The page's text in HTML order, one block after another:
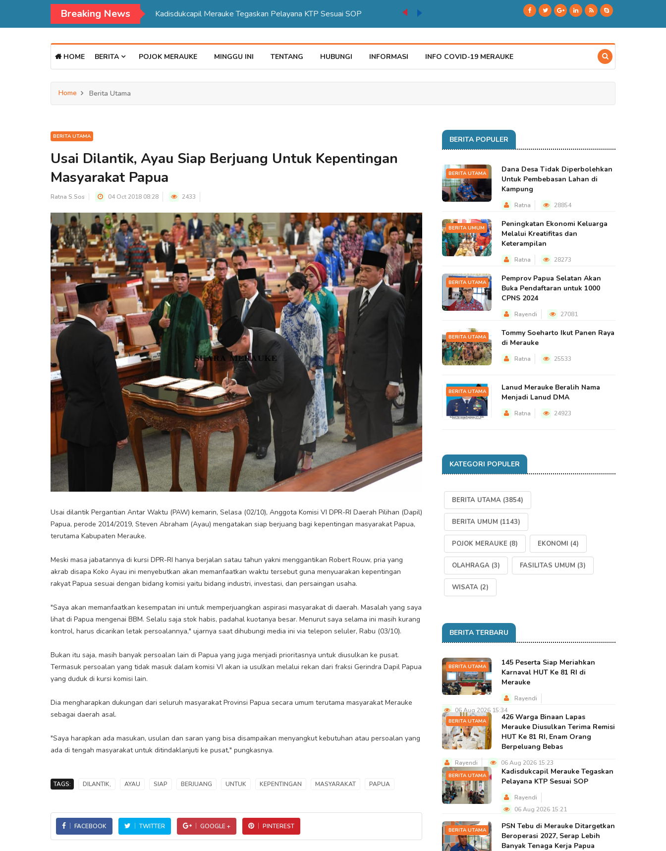
Breaking News Kadisdukcapil Merauke Tegaskan Pelayana KTP Sesuai SOP
HOME BERITA POJOK MERAUKE MINGGU INI TENTANG HUBUNGI INFORMASI INFO COVID-19 MERAUKE
Home Berita Utama
BERITA UTAMA
Usai Dilantik, Ayau Siap Berjuang Untuk Kepentingan
Masyarakat Papua
Ratna S.Sos 04 Oct 2018 08:28 2433
Usai dilantik Pergantian Antar Waktu (PAW) kemarin, Selasa (02/10), Anggota Komisi VI DPR-RI Daerah Pilihan (Dapil)
Papua, perode 2014/2019, Steven Abraham (Ayau) mengatakan siap berjuang bagi kepentingan masyarakat Papua,
terutama Kabupaten Merauke.
Meski masa jabatannya di kursi DPR-RI hanya berjalan satau tahun yakni menggantikan Robert Rouw, pria yang
akrab disapa Koko Ayau ini menyebutkan akan memanfaatkan waktu tersebut guna menyuarakan kepentingan
rakyat Papua sesuai dengan bidang komisi yaitu bidang industri, investasi, dan persaingan usaha.
"Saya akan memanfaatkan kesempatan ini untuk memperjuangkan aspirasi masyarakat di daerah. Masalah yang saya
lihat di Papua mengenai BBM. Selalu saja stok habis, padahal kuotanya besar. Menurut saya selama ini masih kurang
kontrol, harus dicarikan letak persoalannya," ujarnya saat dihubungi media ini via telepon seluler, Rabu (03/10).
Bukan itu saja, masih banyak persoalan lain di Papua yang juga menjadi prioritasnya untuk diusulkan ke pusat.
Termasuk persoalan yang tidak masuk dalam komisi VI akan ia usulkan melalui rekan dari fraksi Gerindra Dapil Papua
yang duduk di kursi komisi lain.
Dia mengharapkan dukungan dari seluruh masyarakat Provinsi Papua secara umum terutama masyarakat Merauke
sebagai daerah asal.
"Saya harapkan ada masukan, usulan dan saran yang bisa disampaikan menyangkut kebutuhan atau persoalan yang
ada di tengah masyarakat untuk ditindaklanjuti ke pusat," pungkasnya.
TAGS: DILANTIK, AYAU SIAP BERJUANG UNTUK KEPENTINGAN MASYARAKAT PAPUA
FACEBOOK TWITTER GOOGLE + PINTEREST
BERITA POPULER
BERITA UTAMA
Dana Desa Tidak Diperbolehkan
Untuk Pembebasan Lahan di
Kampung
Ratna 28854
BERITA UMUM
Peningkatan Ekonomi Keluarga
Melalui Kreatifitas dan
Keterampilan
Ratna 28273
BERITA UTAMA
Pemprov Papua Selatan Akan
Buka Pendaftaran untuk 1000
CPNS 2024
Rayendi 27081
BERITA UTAMA
Tommy Soeharto Ikut Panen Raya
di Merauke
Ratna 25533
BERITA UTAMA
Lanud Merauke Beralih Nama
Menjadi Lanud DMA
Ratna 24923
KATEGORI POPULER
BERITA UTAMA (3854)
BERITA UMUM (1143)
POJOK MERAUKE (8) EKONOMI (4)
OLAHRAGA (3) FASILITAS UMUM (3)
WISATA (2)
BERITA TERBARU
BERITA UTAMA
145 Peserta Siap Meriahkan
Karnaval HUT Ke 81 RI di
Merauke
Rayendi
06 Aug 2026 15:34
BERITA UTAMA
426 Warga Binaan Lapas
Merauke Diusulkan Terima Remisi
HUT Ke 81 RI, Enam Orang
Berpeluang Bebas
Rayendi 06 Aug 2026 15:23
BERITA UTAMA
Kadisdukcapil Merauke Tegaskan
Pelayana KTP Sesuai SOP
Rayendi
06 Aug 2026 15:21
BERITA UTAMA
PSN Tebu di Merauke Ditargetkan
Beroperasi 2027, Serap Lebih
Banyak Tenaga Kerja Papua